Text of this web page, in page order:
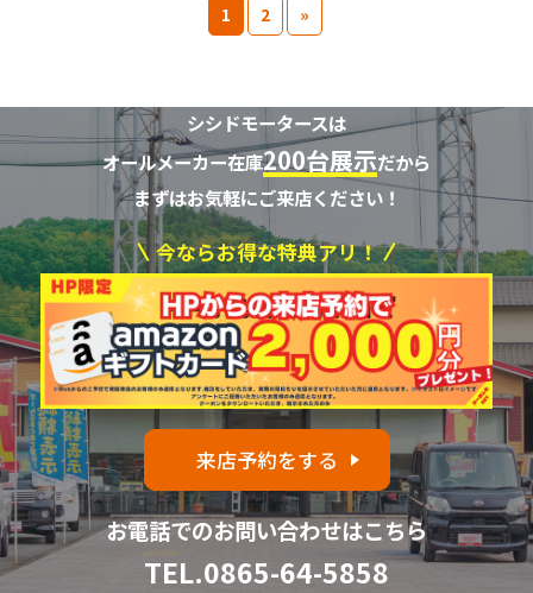
1 2 »
シシドモータースは
オールメーカー在庫200台展示だから
まずはお気軽にご来店ください！
今ならお得な特典アリ！
来店予約をする
お電話でのお問い合わせはこちら
TEL.0865-64-5858